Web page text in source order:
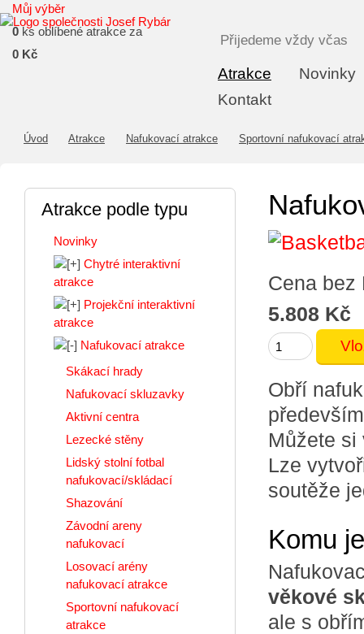
Atrakce
Novinky
Kontakt
Můj výběr
0 ks oblíbené atrakce za
0 Kč
Přijedeme vždy včas
Úvod Atrakce Nafukovací atrakce Sportovní nafukovací
Cena
5.808 Kč
Obří
Můžete
Lze
soutěže
Komu
věkové
ale s
Atrakce podle typu
Novinky
Chytré interaktivní
atrakce
Projekční interaktivní
atrakce
Nafukovací atrakce
Skákací hrady
Nafukovací skluzavky
Aktivní centra
Lezecké stěny
Lidský stolní fotbal
nafukovací/skládací
Shazování
Závodní areny
nafukovací
Losovací arény
nafukovací atrakce
Sportovní nafukovací
atrakce